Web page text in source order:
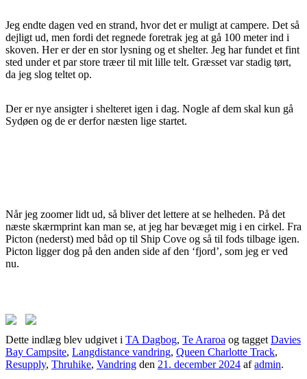
Jeg endte dagen ved en strand, hvor det er muligt at campere. Det så
dejligt ud, men fordi det regnede foretrak jeg at gå 100 meter ind i
skoven. Her er der en stor lysning og et shelter. Jeg har fundet et fint
sted under et par store træer til mit lille telt. Græsset var stadig tørt,
da jeg slog teltet op.
Der er nye ansigter i shelteret igen i dag. Nogle af dem skal kun gå
Sydøen og de er derfor næsten lige startet.
Når jeg zoomer lidt ud, så bliver det lettere at se helheden. På det
næste skærmprint kan man se, at jeg har bevæget mig i en cirkel. Fra
Picton (nederst) med båd op til Ship Cove og så til fods tilbage igen.
Picton ligger dog på den anden side af den ‘fjord’, som jeg er ved
nu.
Dette indlæg blev udgivet i TA Dagbog, Te Araroa og tagget Davies
Bay Campsite, Langdistance vandring, Queen Charlotte Track,
Resupply, Thruhike, Vandring den 21. december 2024 afadmin.